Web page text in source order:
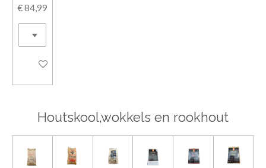
€ 84,99
In winkelwagen
Houtskool,wokkels en rookhout